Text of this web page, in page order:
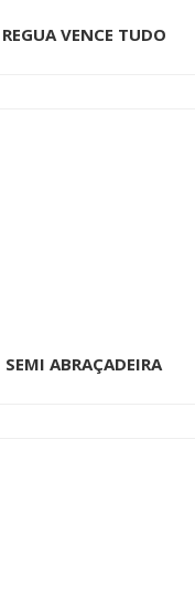
REGUA VENCE TUDO
SEMI ABRAÇADEIRA